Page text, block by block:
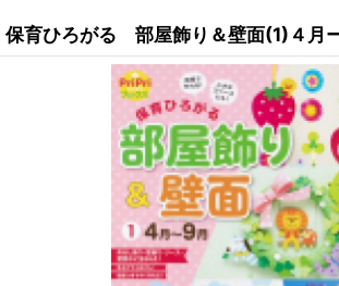
保育ひろがる 部屋飾り＆壁面(1)４月